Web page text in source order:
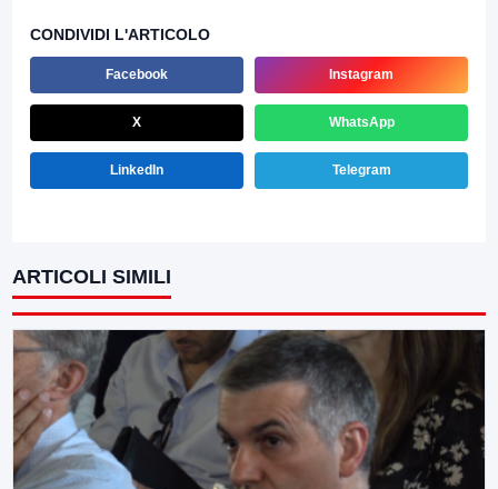
CONDIVIDI L'ARTICOLO
Facebook Instagram
X WhatsApp
LinkedIn Telegram
ARTICOLI SIMILI